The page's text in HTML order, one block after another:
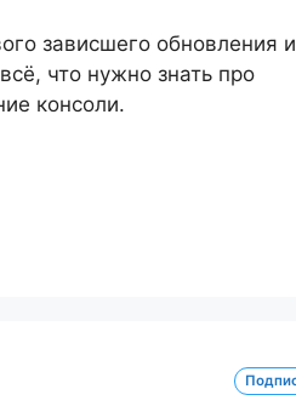
зависшего обновления
что нужно знать про
консоли.